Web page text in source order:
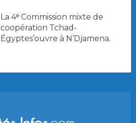
La 4ᵉ Commission mixte de
coopération Tchad-
Égyptes’ouvre à N’Djamena.